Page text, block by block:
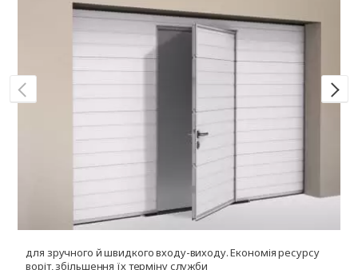
для зручного й швидкого входу-виходу. Економія ресурсу
воріт, збільшення їх терміну служби